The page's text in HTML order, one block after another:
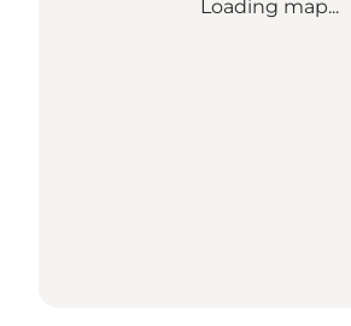
Loading map...